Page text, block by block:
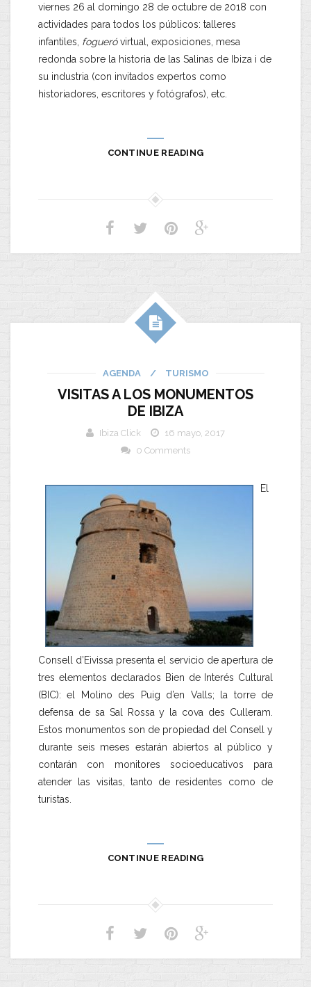
viernes 26 al domingo 28 de octubre de 2018 con
actividades para todos los públicos: talleres
infantiles, fogueróvirtual, exposiciones, mesa
redonda sobre la historia de las Salinas de Ibiza i de
su industria (con invitados expertos como
historiadores, escritores y fotógrafos), etc.
CONTINUE READING
AGENDA / TURISMO
VISITAS A LOS MONUMENTOS
DE IBIZA
Ibiza Click
16 mayo, 2017
0 Comments
El
Consell d’Eivissa presenta el servicio de apertura de
tres elementos declarados Bien de Interés Cultural
(BIC): el Molino des Puig d’en Valls; la torre de
defensa de sa Sal Rossa y la cova des Culleram.
Estos monumentos son de propiedad del Consell y
durante seis meses estarán abiertos al público y
contarán con monitores socioeducativos para
atender las visitas, tanto de residentes como de
turistas.
CONTINUE READING